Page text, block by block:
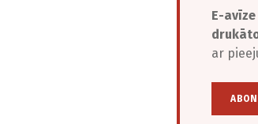
E-avīze
ar